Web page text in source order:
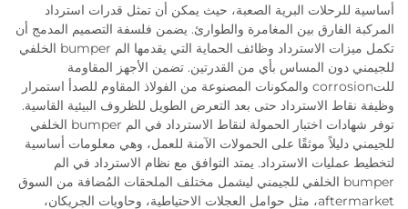
أساسية للرحلات البرية الصعبة، حيث يمكن أن تمثل قدرات استرداد
المركبة الفارق بين المغامرة والطوارئ. يضمن فلسفة التصميم المدمج أن
تكمل ميزات الاسترداد وظائف الحماية التي يقدمها الم bumper الخلفي
للجيمني دون المساس بأي من القدرتين. تضمن الأجهز المقاومة
للتcorrosion والمكونات المصنوعة من الفولاذ المقاوم للصدأ استمرار
وظيفة نقاط الاسترداد حتى بعد التعرض الطويل للظروف البيئية القاسية.
توفر شهادات اختبار الحمولة لنقاط الاسترداد في الم bumper الخلفي
للجيمني دليلاً موثقًا على الحمولات الآمنة للعمل، وهي معلومات أساسية
لتخطيط عمليات الاسترداد. يمتد التوافق مع نظام الاسترداد في الم
bumper الخلفي للجيمني ليشمل مختلف الملحقات المُضافة من السوق
aftermarket، مثل حوامل العجلات الاحتياطية، وحاويات الجريكان،